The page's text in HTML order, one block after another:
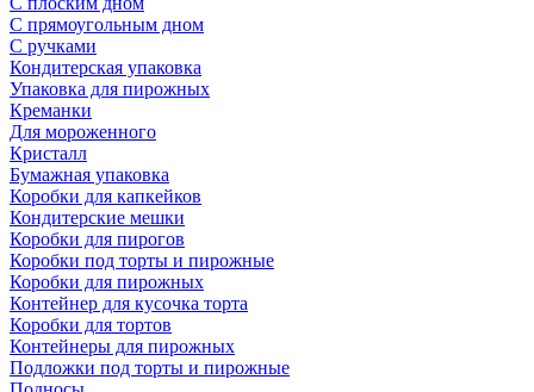
С прямоугольным дном
С ручками
Кондитерская упаковка
Упаковка для пирожных
Креманки
Для мороженного
Кристалл
Бумажная упаковка
Коробки для капкейков
Кондитерские мешки
Коробки для пирогов
Коробки под торты и пирожные
Коробки для пирожных
Контейнер для кусочка торта
Коробки для тортов
Контейнеры для пирожных
Подложки под торты и пирожные